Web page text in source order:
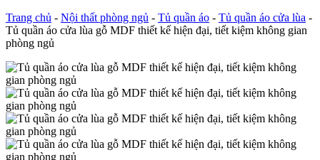
Trang chủ - Nội thất phòng ngủ - Tủ quần áo - Tủ quần áo cửa lùa -
Tủ quần áo cửa lùa gỗ MDF thiết kế hiện đại, tiết kiệm không gian
phòng ngủ